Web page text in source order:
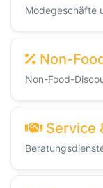
Modegeschäfte
Non-
Non-Food-
Service